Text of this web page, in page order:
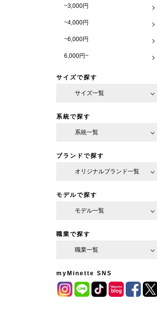
~3,000円
~4,000円
~6,000円
6,000円~
サイズで探す
サイズ一覧
系統で探す
系統一覧
ブランドで探す
オリジナルブランド一覧
モデルで探す
モデル一覧
職業で探す
職業一覧
myMinette SNS